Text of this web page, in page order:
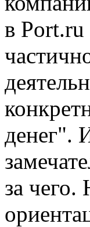
в
денег".
за чего.